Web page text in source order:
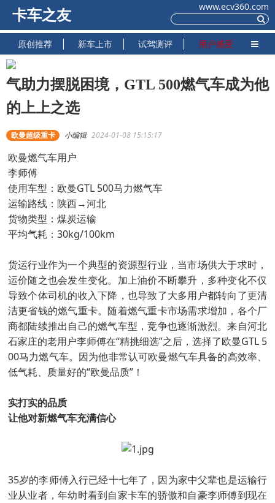
卡车之友
www.ecv360.com
原创推荐 新车上市 试驾测评 用户感受
气助力摆脱困境，GTL 500燃气车成为他
的上上之选
欧曼超级重卡 小编辑 2024-01-08 15:15:17
欧曼燃气车用户
李师傅
使用车型：欧曼GTL 500马力燃气车
运输路线：陕西→河北
货物类型：煤炭运输
平均气耗：30kg/100km
货运行业作为一个典型的资源型行业，当市场供大于求时，
运价随之也会发生变化。加上油价不断攀升，多种变化不仅
导致个体司机的收入下降，也导致了大多用户都转向了更清
洁更省钱的燃气重卡。随着燃气重卡市场需求增加，各个厂
商都陆续推出自己的燃气车型，竞争也逐渐激烈。来自河北
石家庄的老用户李师傅在“精挑细选”之后，选择了欧曼GTL 5
00马力燃气车。因为他非常认可欧曼燃气车具备的高效率、
低气耗、质量好的“欧曼品质”！
实打实的品质
让他对新燃气车充满信心
35岁的李师傅入行已经十七年了，因为家中父辈也是运输行
业从业者，年幼时看到自家卡车的骄傲和自豪李师傅到现在